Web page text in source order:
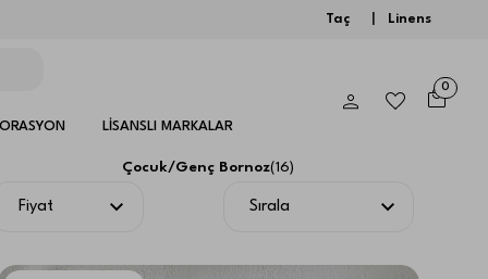
Taç Linens
LİSANSLI MARKALAR
0
Çocuk/Genç Bornoz(16)
Fiyat Sırala